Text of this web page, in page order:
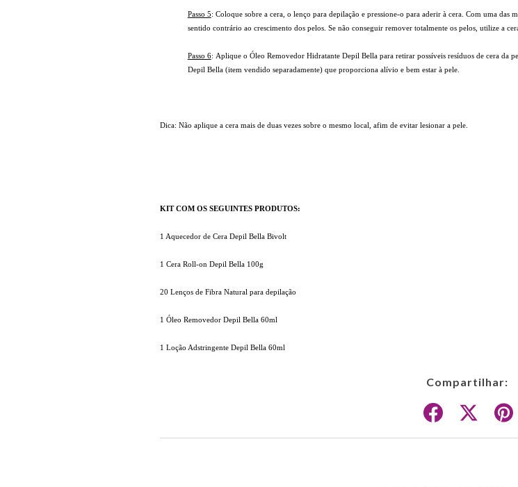
Passo 5: Coloque sobre a cera, o lenço para depilação e pressione-o para aderir à cera. Com uma
sentido contrário ao crescimento dos pelos. Se não conseguir remover totalmente os pelos, utilize a
Passo 6: Aplique o Óleo Removedor Hidratante Depil Bella para retirar possíveis resíduos de cera da
Depil Bella (item vendido separadamente)que proporciona alívio e bem estar à pele.
Dica: Não apliquea cera mais de duas vezes sobre o mesmo local, afim de evitar lesionar a pele.
KIT COM OS SEGUINTES PRODUTOS:
1 Aquecedor de Cera Depil Bella Bivolt
1 Cera Roll-on Depil Bella 100g
20 Lenços de Fibra Natural para depilação
1 Óleo Removedor Depil Bella 60ml
1 Loção Adstringente Depil Bella 60ml
Compartilhar: